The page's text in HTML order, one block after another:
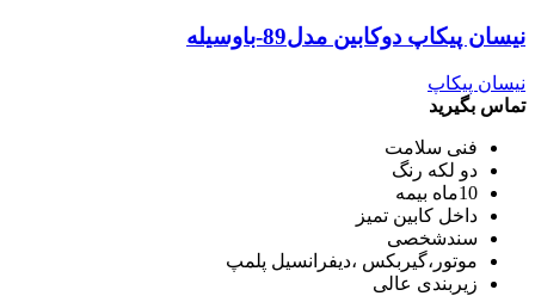
نیسان پیکاپ دوکابین مدل89-باوسیله
نیسان پیکاپ
تماس بگیرید
فنی سلامت
دو لکه رنگ
10ماه بیمه
داخل کابین تمیز
سندشخصی
موتور،گیربکس ،دیفرانسیل پلمپ
زیربندی عالی